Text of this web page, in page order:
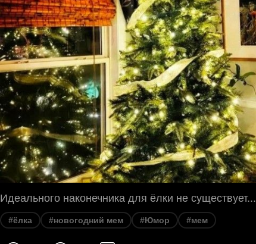
Идеального наконечника для ёлки не существует...
#ёлка #новогодний мем #Юмор #мем